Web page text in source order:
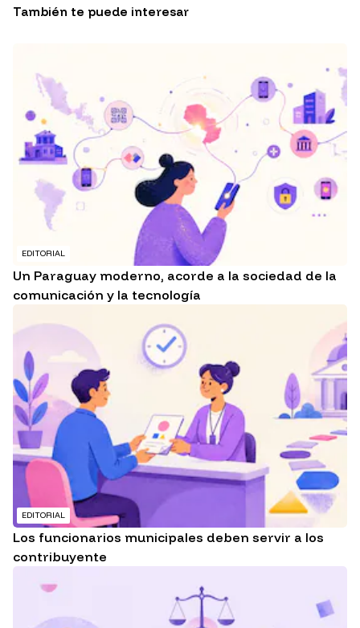
También te puede interesar
EDITORIAL
Un Paraguay moderno, acorde a la sociedad de la
comunicación y la tecnología
EDITORIAL
Los funcionarios municipales deben servir a los
contribuyente